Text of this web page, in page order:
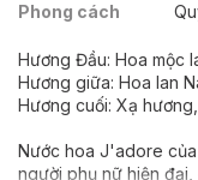
Phong cách
Hương Đầu: Hoa mộc
Hương giữa: Hoa lan
Hương cuối: Xạ
Nước hoa J'adore của
người phụ nữ hiện